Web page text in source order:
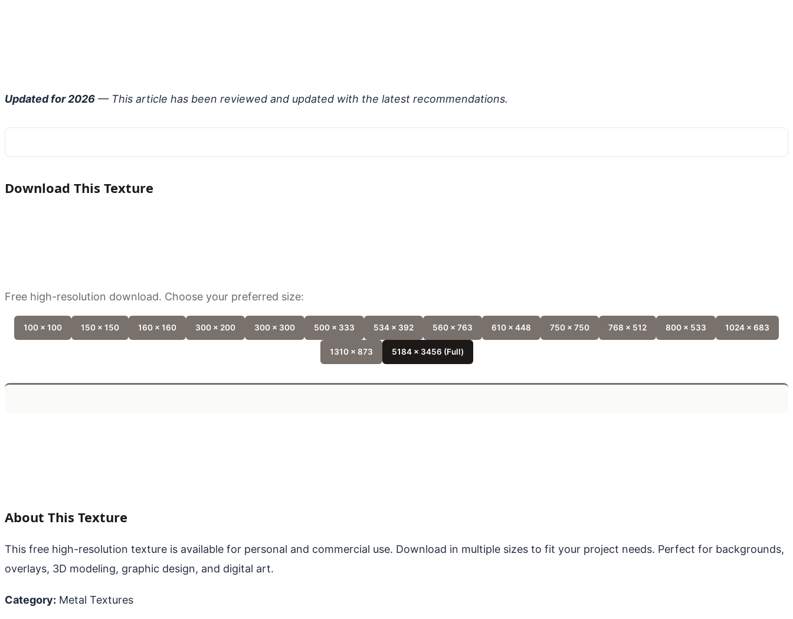
Updated for 2026 — This article has been reviewed and updated with the latest recommendations.
Download This Texture
Free high-resolution download. Choose your preferred size:
100 x 100 150 x 150 160 x 160 300 x 200 300 x 300 500 x 333 534 x 392 560 x 763 610 x 448 750 x 750 768 x 512 800 x 533 1024 x 683
1310 x 873 5184 x 3456 (Full)
About This Texture
This free high-resolution texture is available for personal and commercial use. Download in multiple sizes to fit your project needs. Perfect for backgrounds,
overlays, 3D modeling, graphic design, and digital art.
Category: Metal Textures